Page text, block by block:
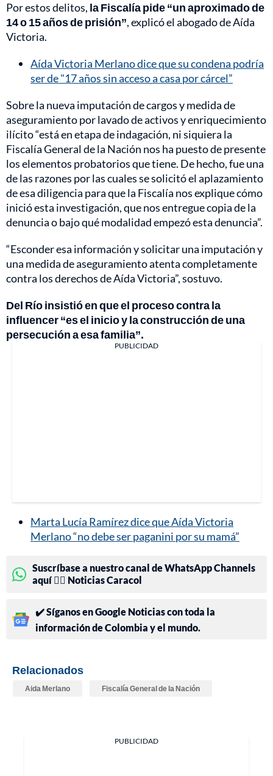
Por estos delitos, la Fiscalía pide “un aproximado de
14 o 15 años de prisión”, explicó el abogado de Aída
Victoria.
Aída Victoria Merlano dice que su condena podría
ser de "17 años sin acceso a casa por cárcel”
Sobre la nueva imputación de cargos y medida de
aseguramiento por lavado de activos y enriquecimiento
ilícito “está en etapa de indagación, ni siquiera la
Fiscalía General de la Nación nos ha puesto de presente
los elementos probatorios que tiene. De hecho, fue una
de las razones por las cuales se solicitó el aplazamiento
de esa diligencia para que la Fiscalía nos explique cómo
inició esta investigación, que nos entregue copia de la
denuncia o bajo qué modalidad empezó esta denuncia”.
“Esconder esa información y solicitar una imputación y
una medida de aseguramiento atenta completamente
contra los derechos de Aída Victoria”, sostuvo.
Del Río insistió en que el proceso contra la
influencer “es el inicio y la construcción de una
persecución a esa familia”.
PUBLICIDAD
Marta Lucía Ramírez dice que Aída Victoria
Merlano “no debe ser paganini por su mamá”
Suscríbase a nuestro canal de WhatsApp Channels
aquí 👉🏻 Noticias Caracol
✔️ Síganos en Google Noticias con toda la
información de Colombia y el mundo.
Relacionados
Aida Merlano Fiscalía General de la Nación
PUBLICIDAD